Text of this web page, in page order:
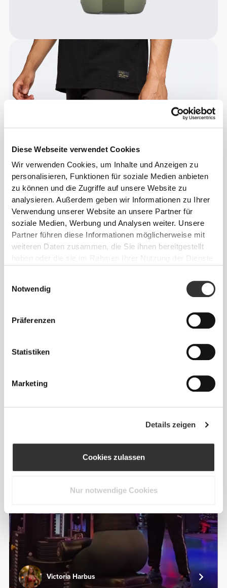
Diese Webseite verwendet Cookies
Wir verwenden Cookies, um Inhalte und Anzeigen zu
personalisieren, Funktionen für soziale Medien anbieten
zu können und die Zugriffe auf unsere Website zu
analysieren. Außerdem geben wir Informationen zu Ihrer
Verwendung unserer Website an unsere Partner für
soziale Medien, Werbung und Analysen weiter. Unsere
Partner führen diese Informationen möglicherweise mit
weiteren Daten zusammen, die Sie ihnen bereitgestellt
haben oder die sie im Rahmen Ihrer Nutzung der Dienste
Notwendig
Präferenzen
Statistiken
Marketing
Details zeigen
Cookies zulassen
Nur notwendige Cookies
Alles
3
Victoria Harbus